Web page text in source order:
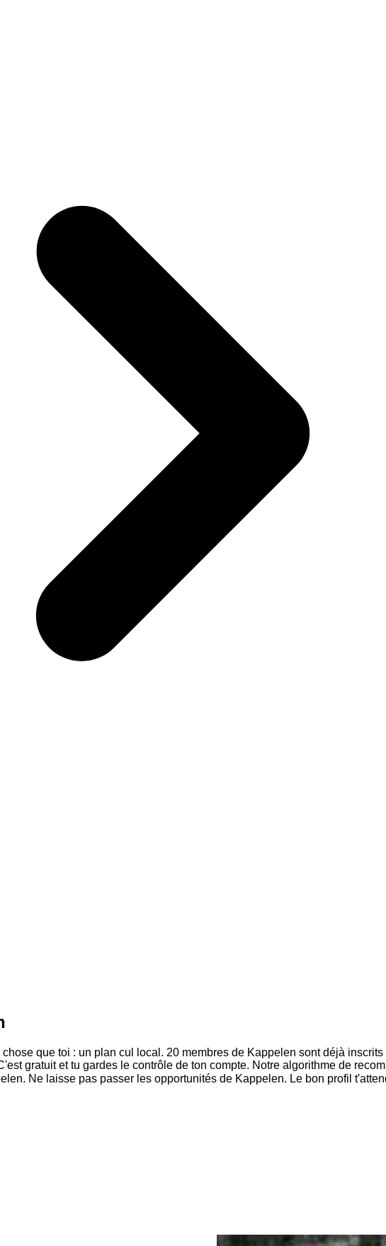
que toi : un plan cul local. 20 membres de Kappelen sont déjà
gratuit et tu gardes le contrôle de ton compte. Notre algorithme de
Ne laisse pas passer les opportunités de Kappelen. Le bon profil